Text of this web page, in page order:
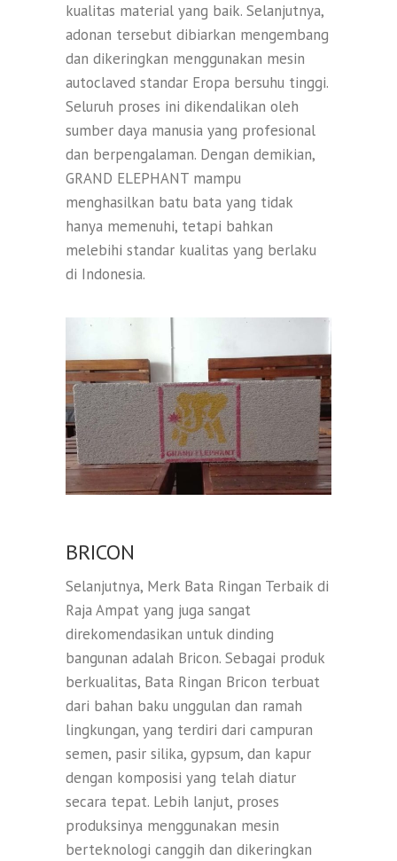
kualitas material yang baik. Selanjutnya,
adonan tersebut dibiarkan mengembang
dan dikeringkan menggunakan mesin
autoclaved standar Eropa bersuhu tinggi.
Seluruh proses ini dikendalikan oleh
sumber daya manusia yang profesional
dan berpengalaman. Dengan demikian,
GRAND ELEPHANT mampu
menghasilkan batu bata yang tidak
hanya memenuhi, tetapi bahkan
melebihi standar kualitas yang berlaku
di Indonesia.
BRICON
Selanjutnya, Merk Bata Ringan Terbaik di
Raja Ampat yang juga sangat
direkomendasikan untuk dinding
bangunan adalah Bricon. Sebagai produk
berkualitas, Bata Ringan Bricon terbuat
dari bahan baku unggulan dan ramah
lingkungan, yang terdiri dari campuran
semen, pasir silika, gypsum, dan kapur
dengan komposisi yang telah diatur
secara tepat. Lebih lanjut, proses
produksinya menggunakan mesin
berteknologi canggih dan dikeringkan